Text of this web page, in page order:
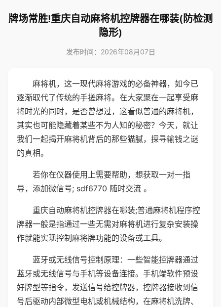
牌场常胜!重庆自动麻将机控牌器在哪装(防检测
隐形)
发布时间：2026年08月07日
麻将机，这一现代麻将游戏的必备神器，如今已
逐渐取代了传统的手搓麻将。在大家聚在一起享受麻
将时光的同时，是否曾想过，这看似普通的麻将机，
其实也可能隐藏着某些不为人知的秘密？今天，就让
我们一起揭开麻将机背后的那些猫腻，探寻输钱之谜
的真相。
若你在仪器使用上需要帮助，想获取一对一指
导，添加微信号; sdf6770 随时交流 。
重庆自动麻将机控牌器在哪装;普通麻将机程序控
牌器一般是指通过一些无需对麻将机进行复杂安装操
作就能实现控制麻将牌功能的设备或工具。
蓝牙或无线信号控制原理：一些智能控牌器通过
蓝牙或无线信号与手机等设备连接。手机端软件预设
好牌型等指令，发送信号给控牌器，控牌器接收到信
号后驱动内部微型电机或机械结构，在麻将机洗牌、